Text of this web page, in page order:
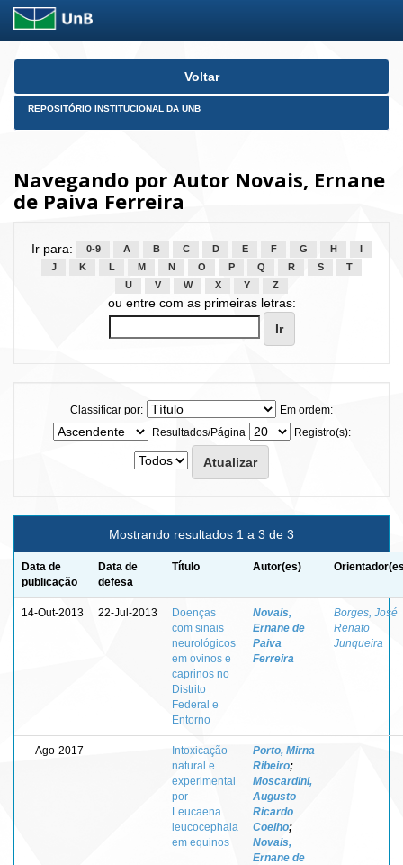
Skip
Voltar
REPOSITÓRIO INSTITUCIONAL DA UNB
Navegando por Autor Novais, Ernane
de Paiva Ferreira
Ir para: 0-9 A B C D E F G H
J
K L M N O P Q R S
T
U
V W X Y Z
ou entre com as primeiras letras:
Classificar por:
Em ordem:
Resultados/Página
Registro(s):
Mostrando resultados 1 a 3 de 3
Data de
publicação
Data de
defesa
Título Autor(es)
14-Out-2013 22-Jul-2013
Doenças
com sinais
neurológicos
em ovinos e
caprinos no
Distrito
Federal e
Entorno
Novais,
Ernane de
Paiva
Ferreira
Borges, José
Renato
Junqueira
Ago-2017 -
Intoxicação
natural e
experimental
por
Leucaena
leucocephala
em equinos
Porto, Mirna
Ribeiro;
Moscardini,
Augusto
Ricardo
Coelho;
Novais,
Ernane de
-